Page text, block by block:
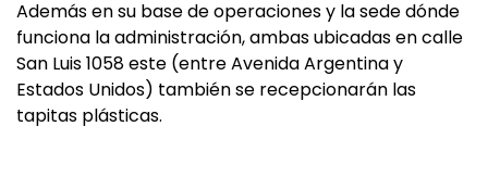
Además en su base de operaciones y la sede dónde
funciona la administración, ambas ubicadas en calle
San Luis 1058 este (entre Avenida Argentina y
Estados Unidos) también se recepcionarán las
tapitas plásticas.